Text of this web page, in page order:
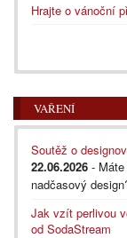
Hrajte o vánoční
VAŘENÍ
Soutěž o
22.06.2026 -
nadčasový
Jak vzít perlivou
od SodaStream